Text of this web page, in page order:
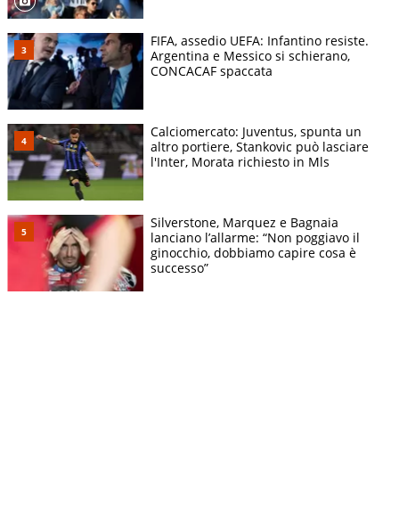
FIFA, assedio UEFA: Infantino resiste.
Argentina e Messico si schierano,
CONCACAF spaccata
Calciomercato: Juventus, spunta un
altro portiere, Stankovic può lasciare
l'Inter, Morata richiesto in Mls
Silverstone, Marquez e Bagnaia
lanciano l’allarme: “Non poggiavo il
ginocchio, dobbiamo capire cosa è
successo”